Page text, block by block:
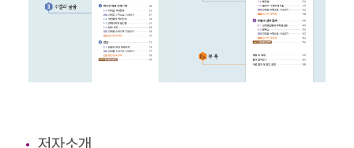
저자소개